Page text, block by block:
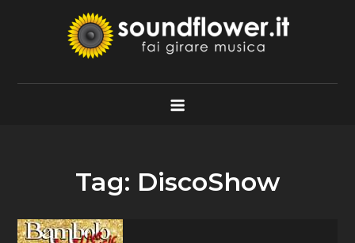
Soundflower.it
Fai Girare Musica
Tag: DiscoShow